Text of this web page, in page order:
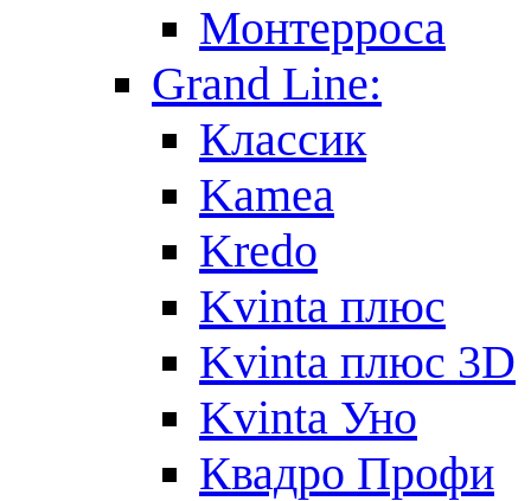
Монтерроса
Grand Line:
Классик
Kamea
Kredo
Kvinta плюс
Kvinta плюс 3D
Kvinta Уно
Квадро Профи